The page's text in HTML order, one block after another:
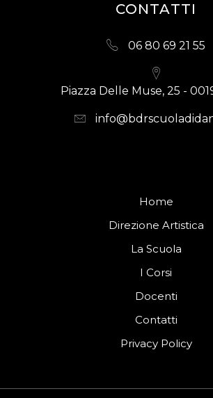
CONTATTI
06 80 69 21 55
Piazza Delle Muse, 25 -
Home
Direzione Artistica
La Scuola
I Corsi
Docenti
Contatti
Privacy Policy